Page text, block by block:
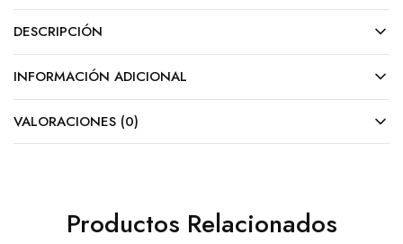
DESCRIPCIÓN
INFORMACIÓN ADICIONAL
VALORACIONES (0)
Productos Relacionados